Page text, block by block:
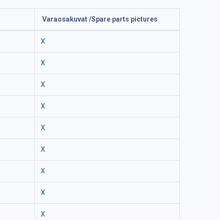
Varaosakuvat /Spare parts pictures
X
X
X
X
X
X
X
X
X